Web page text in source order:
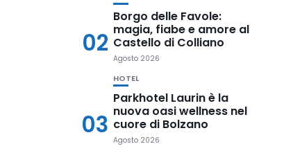
02
Borgo delle Favole:
magia, fiabe e amore al
Castello di Colliano
Agosto 2026
03
HOTEL
Parkhotel Laurin è la
nuova oasi wellness nel
cuore di Bolzano
Agosto 2026